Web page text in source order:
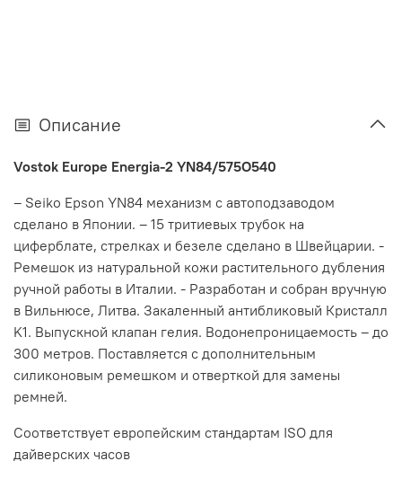
Описание
Vostok Europe Energia-2 YN84/575O540
– Seiko Epson YN84 механизм с автоподзаводом
сделано в Японии. – 15 тритиевых трубок на
циферблате, стрелках и безеле сделано в Швейцарии. -
Ремешок из натуральной кожи растительного дубления
ручной работы в Италии. - Разработан и собран вручную
в Вильнюсе, Литва. Закаленный антибликовый Кристалл
K1. Выпускной клапан гелия. Водонепроницаемость – до
300 метров. Поставляется с дополнительным
силиконовым ремешком и отверткой для замены
ремней.
Соответствует европейским стандартам ISO для
дайверских часов